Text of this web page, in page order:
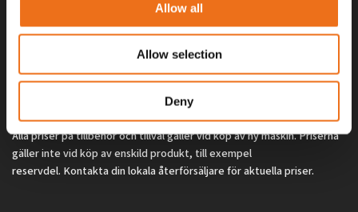
Allow all
Allow selection
Deny
Alla priser på tillbehör och tillval gäller vid köp av ny maskin. Priserna
gäller inte vid köp av enskild produkt, till exempel
reservdel. Kontakta din lokala återförsäljare för aktuella priser.